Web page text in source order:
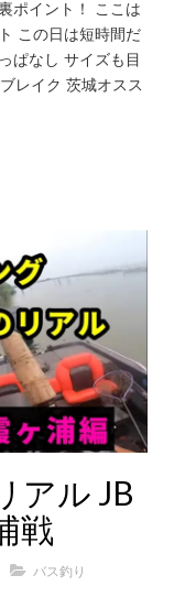
ポイント！ ここは
この日は短時間だ
ぱなし サイズも目
レイク 茨城オスス
アル JB
戦
バス釣り